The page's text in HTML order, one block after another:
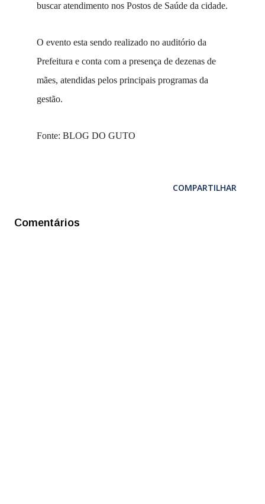
buscar atendimento nos Postos de Saúde da cidade.
O evento esta sendo realizado no auditório da
Prefeitura e conta com a presença de dezenas de
mães, atendidas pelos principais programas da
gestão.
Fonte: BLOG DO GUTO
COMPARTILHAR
Comentários